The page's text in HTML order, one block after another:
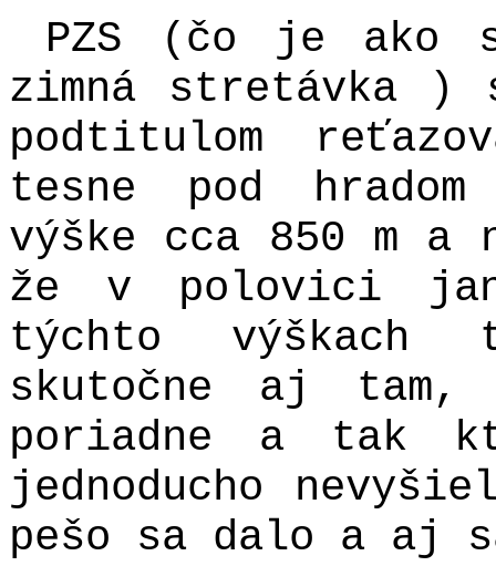
PZS (čo je
zimná stretávka
podtitulom
tesne pod
výške cca 850 m
že v polovici
týchto výškach
skutočne aj
poriadne a tak
jednoducho
pešo sa dalo a aj